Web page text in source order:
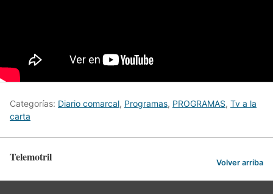
Categorías: Diario comarcal, Programas, PROGRAMAS, Tv a la
carta
Telemotril Volver arriba